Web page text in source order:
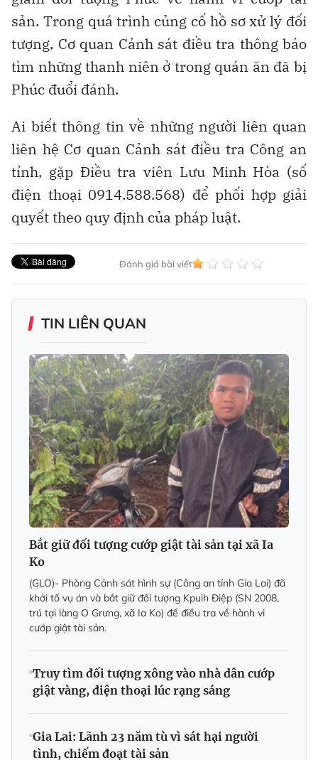
sản. Trong quá trình củng cố hồ sơ xử lý đối
tượng, Cơ quan Cảnh sát điều tra thông báo
tìm những thanh niên ở trong quán ăn đã bị
Phúc đuổi đánh.
Ai biết thông tin về những người liên quan
liên hệ Cơ quan Cảnh sát điều tra Công an
tỉnh, gặp Điều tra viên Lưu Minh Hòa (số
điện thoại 0914.588.568) để phối hợp giải
quyết theo quy định của pháp luật.
Đánh giá bài viết
TIN LIÊN QUAN
Bắt giữ đối tượng cướp giật tài sản tại xã Ia
Ko
(GLO)- Phòng Cảnh sát hình sự (Công an tỉnh Gia Lai) đã
khởi tố vụ án và bắt giữ đối tượng Kpuih Điệp (SN 2008,
trú tại làng O Grưng, xã Ia Ko) để điều tra về hành vi
cướp giật tài sản.
Truy tìm đối tượng xông vào nhà dân cướp
giật vàng, điện thoại lúc rạng sáng
Gia Lai: Lãnh 23 năm tù vì sát hại người
tình, chiếm đoạt tài sản